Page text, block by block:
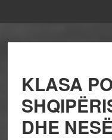
KLASA
DHE